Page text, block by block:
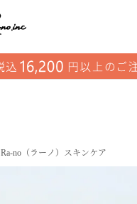
Ra-no（ラーノ）スキンケア